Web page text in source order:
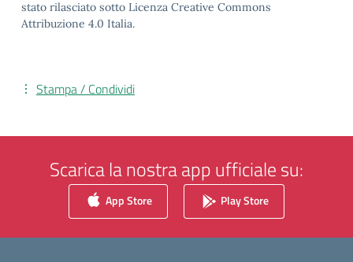
stato rilasciato sotto Licenza Creative Commons
Attribuzione 4.0 Italia.
Stampa / Condividi
Scarica la nostra app ufficiale su:
App Store Play Store